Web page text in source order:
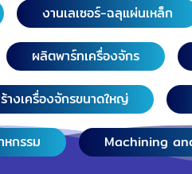
กรด
STP
ม่พิมพ์ปั๊ม
อร์แพ็ท
ดเหล็ก
รด AISI
งานเลเซอร์-ฉลุแผ่นเหล็ก
ผลิตพาร์ทเครื่องจักร
างเครื่องจักรขนาดใหญ่
หกรรม Machining